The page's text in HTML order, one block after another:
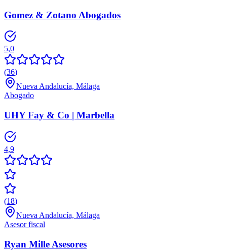
Gomez & Zotano Abogados
5,0
(36)
Nueva Andalucía, Málaga
Abogado
UHY Fay & Co | Marbella
4,9
(18)
Nueva Andalucía, Málaga
Asesor fiscal
Ryan Mille Asesores